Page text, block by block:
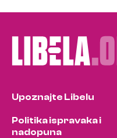
Upoznajte Libelu
Politika ispravaka i
nadopuna